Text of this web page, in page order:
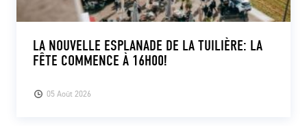
05 Août 2026
LA NOUVELLE ESPLANADE DE LA TUILIÈRE: LA
FÊTE COMMENCE À 16H00!